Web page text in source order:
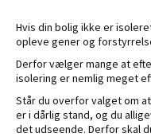
Hvis din bolig ikke er
opleve gener og
Derfor vælger mange at
isolering er nemlig meget
Står du overfor valget om
er i dårlig stand, og du
det udseende. Derfor skal